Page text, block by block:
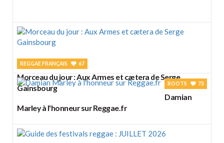
REGGAE FRANÇAIS 67
Morceau du jour : Aux Armes et cætera de Serge
Gainsbourg
ROOTS 73
Damian
Marley à l'honneur sur Reggae.fr